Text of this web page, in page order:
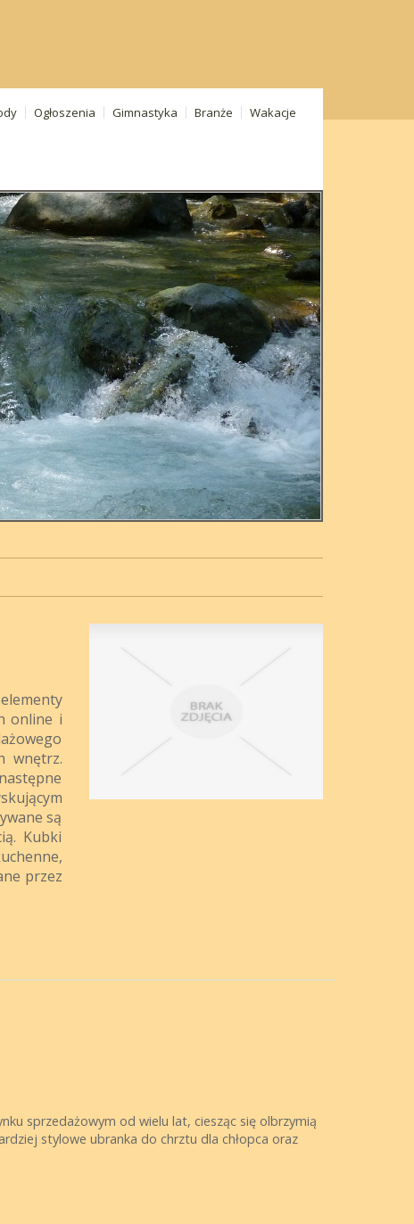
Ogłoszenia Gimnastyka Branże Wakacje
online i
wnętrz.
są
Kubki
przez
sprzedażowym od wielu lat, ciesząc się olbrzymią
stylowe ubranka do chrztu dla chłopca oraz